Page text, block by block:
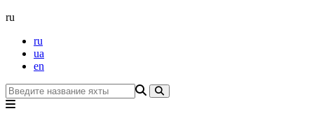
ru
ru
ua
en